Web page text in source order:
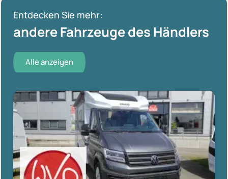
Entdecken Sie mehr:
andere Fahrzeuge des Händlers
Alle anzeigen